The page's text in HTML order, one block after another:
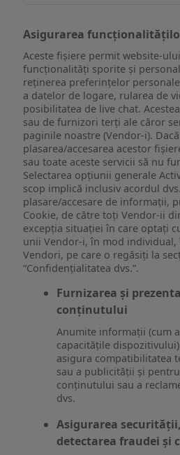
Asigurarea
Aceste fișiere permit website-
funcționalități sporite și
reţinerea preferinţelor
a datelor de logare, rularea de
posibilitatea de live chat.
sau de furnizori terți ale căror
paginile noastre (Vendor-i).
plasarea/accesarea acestor
sau toate aceste servicii să nu
Selectarea opțiunii generale
scop implică inclusiv acordul
plasare/accesare de informații,
Cookie, de către toți Vendor-ii
excepția situației în care optați
unii Vendor-i, în mod individual,
Vendori, pe care o regăsiți la
“Confidențialitatea dvs.”.
Furnizarea și
conținutului
Anumite informații (cum
capacitățile
asigura compatibilitatea
sau a publicității și
conținutului sau a
dvs.
Asigurarea
detectarea fraudei și